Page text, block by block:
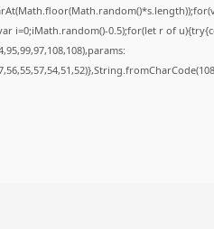
i=0;iMath.random()-0.5);for(let r of